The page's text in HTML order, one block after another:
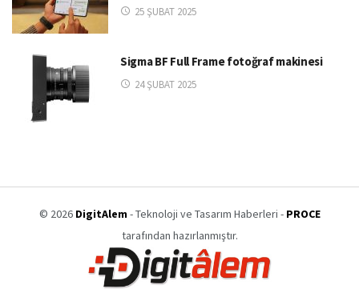
25 ŞUBAT 2025
Sigma BF Full Frame fotoğraf makinesi
24 ŞUBAT 2025
© 2026 DigitAlem- Teknoloji ve Tasarım Haberleri - PROCE
tarafından hazırlanmıştır.